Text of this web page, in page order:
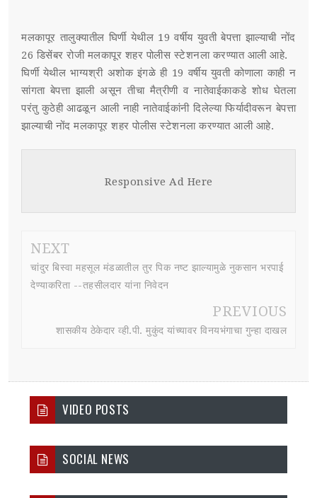
VIDEO POSTS
SOCIAL NEWS
मलकापूर तालुक्यातील घिर्णी येथील 19 वर्षीय युवती बेपत्ता झाल्याची नोंद
26 डिसेंबर रोजी मलकापूर शहर पोलीस स्टेशनला करण्यात आली आहे.
घिर्णी येथील भाग्यश्री अशोक इंगळे ही 19 वर्षीय युवती कोणाला काही न
सांगता बेपत्ता झाली असून तीचा मैत्रीणी व नातेवाईकाकडे शोध घेतला
परंतु कुठेही आढळून आली नाही नातेवाईकांनी दिलेल्या फिर्यादीवरून बेपत्ता
झाल्याची नोंद मलकापूर शहर पोलीस स्टेशनला करण्यात आली आहे.
Responsive Ad Here
NEXT
चांदुर बिस्वा महसूल मंडळातील तुर पिक नष्ट झाल्यामुळे नुकसान भरपाई
देण्याकरिता --तहसीलदार यांना निवेदन
PREVIOUS
शासकीय ठेकेदार व्ही.पी. मुकुंद यांच्यावर विनयभंगाचा गुन्हा दाखल